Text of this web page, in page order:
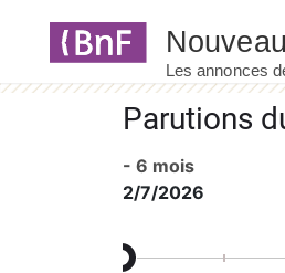
Parutions
- 6 mois
2/7/2026